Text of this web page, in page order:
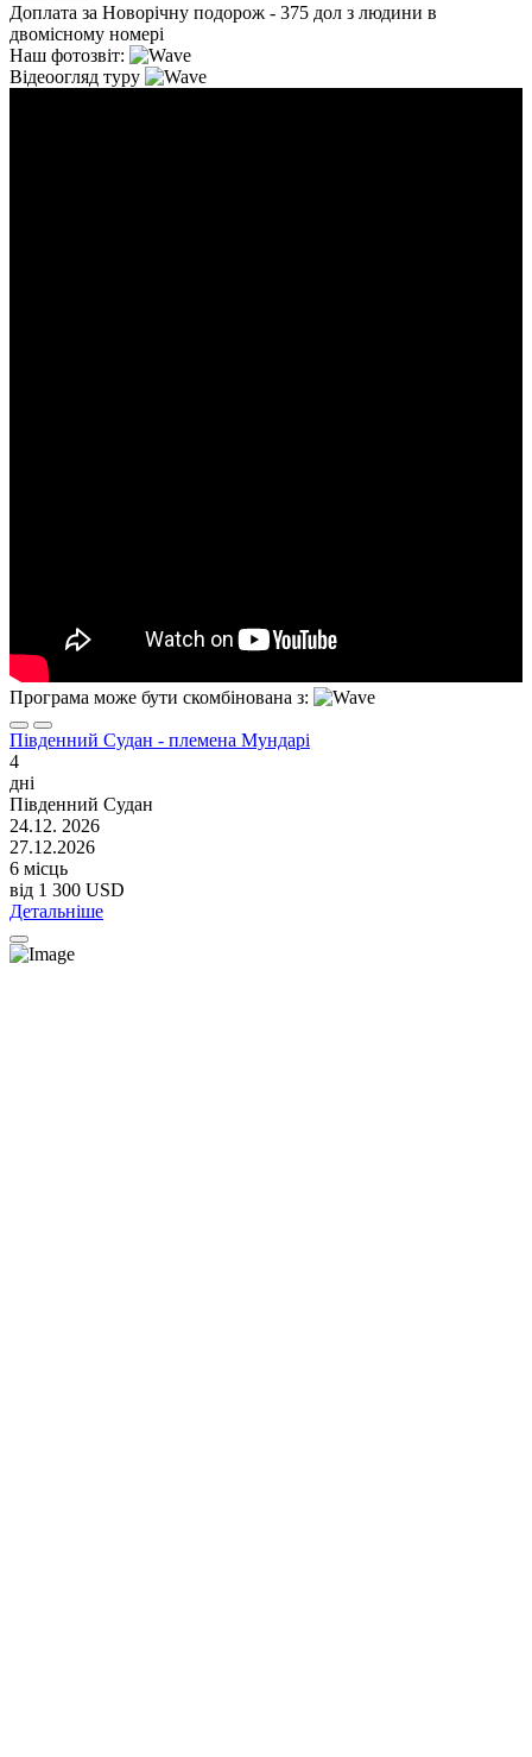
Доплата за Новорічну подорож - 375 дол з людини в
двомісному номері
Наш фотозвіт:
Відеоогляд туру
Програма може бути скомбінована з:
Південний Судан - племена Мундарі
4
дні
Південний Судан
24.12. 2026
27.12.2026
6 місць
від 1 300 USD
Детальніше